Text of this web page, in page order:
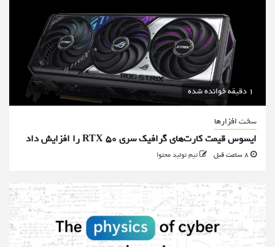
1 دقیقه خوانده شده
سخت افزارها
ایسوس قیمت کارت‌های گرافیک سری RTX 50 را افزایش داد
تیم تولید محتوا